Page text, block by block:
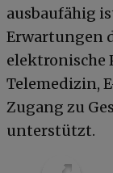
ausbaufähig
Erwartungen
elektronische
Telemedizin,
Zugang zu
unterstützt.